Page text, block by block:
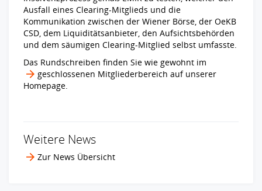
Ausfall eines Clearing-Mitglieds und die
Kommunikation zwischen der Wiener Börse, der OeKB
CSD, dem Liquiditätsanbieter, den Aufsichtsbehörden
und dem säumigen Clearing-Mitglied selbst umfasste.
Das Rundschreiben finden Sie wie gewohnt im
geschlossenen Mitgliederbereich auf unserer
Homepage.
Weitere News
Zur News Übersicht